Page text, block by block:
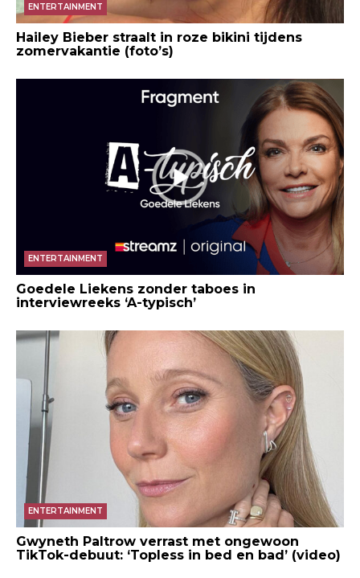
ENTERTAINMENT
Hailey Bieber straalt in roze bikini tijdens
zomervakantie (foto’s)
ENTERTAINMENT
Goedele Liekens zonder taboes in
interviewreeks ‘A-typisch’
ENTERTAINMENT
Gwyneth Paltrow verrast met ongewoon
TikTok-debuut: ‘Topless in bed en bad’ (video)